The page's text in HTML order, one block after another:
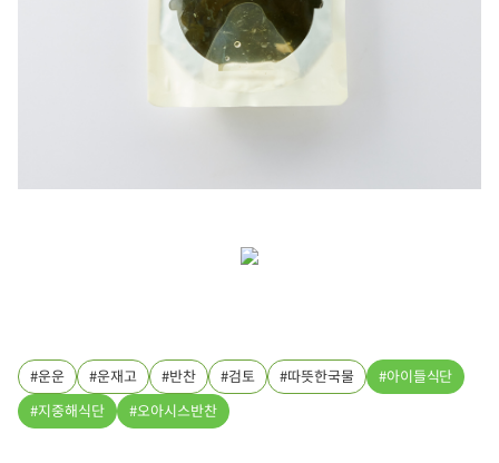
운운 운재고 반찬 검토 따뜻한국물
아이들식단
지중해식단
오아시스반찬